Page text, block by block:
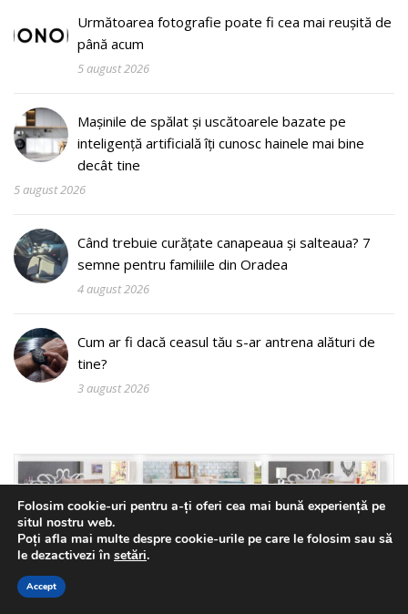
Următoarea fotografie poate fi cea mai reușită de
până acum
5 august 2026
Mașinile de spălat și uscătoarele bazate pe
inteligență artificială îți cunosc hainele mai bine
decât tine
5 august 2026
Când trebuie curățate canapeaua și salteaua? 7
semne pentru familiile din Oradea
4 august 2026
Cum ar fi dacă ceasul tău s-ar antrena alături de
tine?
3 august 2026
Folosim cookie-uri pentru a-ți oferi cea mai bună experiență pe
situl nostru web.
Poți afla mai multe despre cookie-urile pe care le folosim sau să
le dezactivezi în setări.
Accept